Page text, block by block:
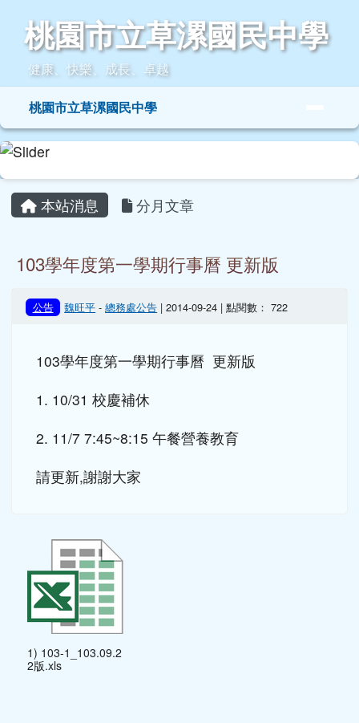
桃園市立草漯國民中學
桃園市立草漯國民中學
健康、快樂、成長、卓越
導覽列桃園市立草漯國民中學
主內容區域
本站消息
1) 103-1_103.09.2
2版.xls
頁尾區域